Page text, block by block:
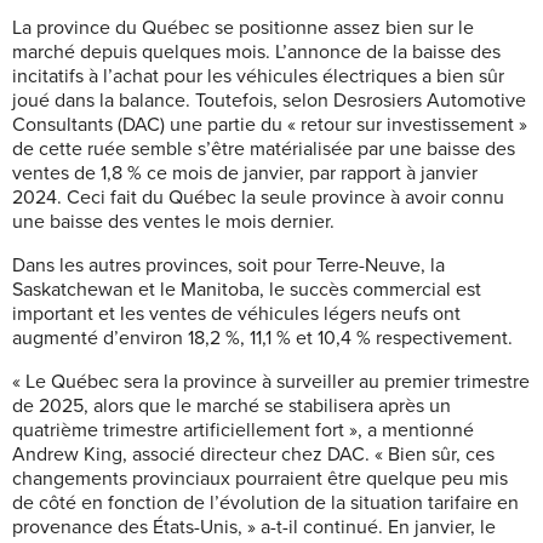
La province du Québec se positionne assez bien sur le
marché depuis quelques mois. L’annonce de la baisse des
incitatifs à l’achat pour les véhicules électriques a bien sûr
joué dans la balance. Toutefois, selon Desrosiers Automotive
Consultants (DAC) une partie du « retour sur investissement »
de cette ruée semble s’être matérialisée par une baisse des
ventes de 1,8 % ce mois de janvier, par rapport à janvier
2024. Ceci fait du Québec la seule province à avoir connu
une baisse des ventes le mois dernier.
Dans les autres provinces, soit pour Terre-Neuve, la
Saskatchewan et le Manitoba, le succès commercial est
important et les ventes de véhicules légers neufs ont
augmenté d’environ 18,2 %, 11,1 % et 10,4 % respectivement.
« Le Québec sera la province à surveiller au premier trimestre
de 2025, alors que le marché se stabilisera après un
quatrième trimestre artificiellement fort », a mentionné
Andrew King, associé directeur chez DAC. « Bien sûr, ces
changements provinciaux pourraient être quelque peu mis
de côté en fonction de l’évolution de la situation tarifaire en
provenance des États-Unis, » a-t-il continué. En janvier, le